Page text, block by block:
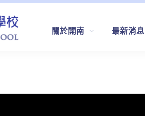
關於開南 最新消息